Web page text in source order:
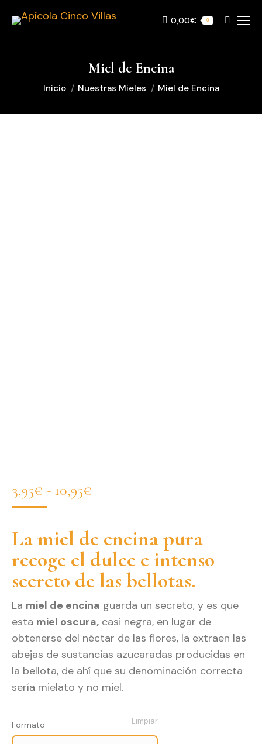
0,00€ 0 Buscar:
Miel de Encina
Estás aquí:
Inicio Nuestras Mieles Miel de Encina
3,95€ - 10,95€
desde
3,95€
hasta
La miel de encina pura
recoge el dulce e intenso
secreto de las bellotas.
La miel de encina guarda un secreto, y es que
esta miel oscura, casi negra, en lugar de
obtenerse del néctar de las flores, la extraen las
abejas de sustancias azucaradas producidas en
la bellota, de ahí que su denominación correcta
sería mielato y no miel.
Formato Limpiar